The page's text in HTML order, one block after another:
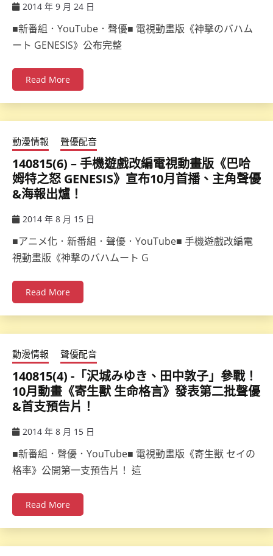
2014 年 9 月 24 日
■新番組．YouTube．聲優■ 電視動畫版《神撃のバハム
ート GENESIS》公布完整
Read More
動漫情報 聲優配音
140815(6) – 手機遊戲改編電視動畫版《巴哈
姆特之怒 GENESIS》宣布10月首播、主角聲優
&海報出爐！
2014 年 8 月 15 日
■アニメ化．新番組．聲優．YouTube■ 手機遊戲改編電
視動畫版《神撃のバハムート G
Read More
動漫情報 聲優配音
140815(4) -「沢城みゆき、田中敦子」參戰！
10月動畫《寄生獸 生命格言》發表第二批聲優
&首支預告片！
2014 年 8 月 15 日
■新番組．聲優．YouTube■ 電視動畫版《寄生獣 セイの
格率》公開第一支預告片！ 這
Read More